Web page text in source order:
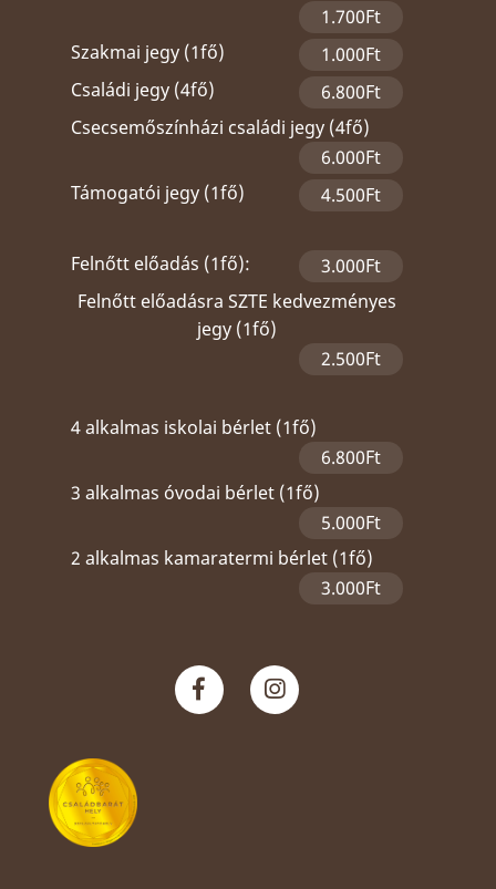
1.700Ft
Szakmai jegy (1fő)
1.000Ft
Családi jegy (4fő)
6.800Ft
Csecsemőszínházi családi jegy (4fő)
6.000Ft
Támogatói jegy (1fő)
4.500Ft
Felnőtt előadás (1fő):
3.000Ft
Felnőtt előadásra SZTE kedvezményes
jegy (1fő)
2.500Ft
4 alkalmas iskolai bérlet (1fő)
6.800Ft
3 alkalmas óvodai bérlet (1fő)
5.000Ft
2 alkalmas kamaratermi bérlet (1fő)
3.000Ft